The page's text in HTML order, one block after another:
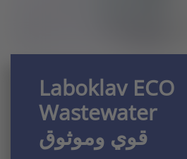
Laboklav ECO
Wastewater
قوي وموثوق